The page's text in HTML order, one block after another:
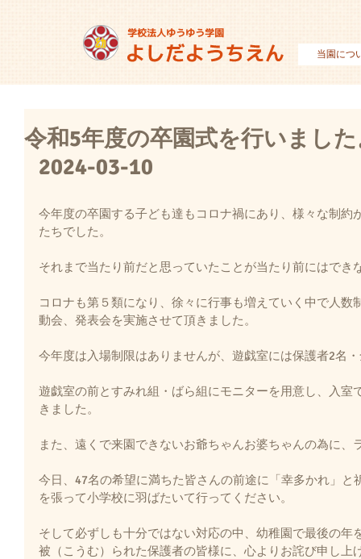
当園につ
令和5年度の卒園式を行いまし
2024-03-10
今年度の卒園する子ども達もコロナ禍にあり、様々な制約
たちでした。
それまで当たり前だと思っていたことが当たり前にはでき
コロナも第５類になり、徐々に行事も増えていく中で人数
動会、発表会を実施させて頂きました。
今年度は入場制限はありませんが、遊戯室には保護者2名
遊戯室の前とすみれ組・ばら組にモニターを用意し、入室
きました。
また、遠くで来園できないお爺ちゃんお婆ちゃんの為に、
今日、47名の希望に満ちた皆さんの前途に「幸多かれ」と
を張って小学校に羽ばたいて行ってください。
そして必ずしも十分ではない対応の中、幼稚園で最後の年
被（こうむ）られた保護者の皆様に、心よりお詫び申し上